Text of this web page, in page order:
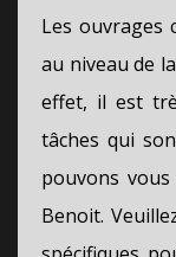
Les ouvrages
au niveau de
effet, il est
tâches qui
pouvons
Benoit.